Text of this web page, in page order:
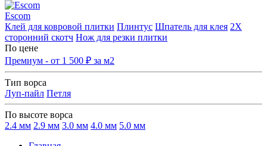
Escom
Клей для ковровой плитки Плинтус Шпатель для клея 2Х
сторонний скотч Нож для резки плитки
По цене
Премиум - от 1 500 ₽ за м2
Тип ворса
Луп-пайл Петля
По высоте ворса
2.4 мм 2.9 мм 3.0 мм 4.0 мм 5.0 мм